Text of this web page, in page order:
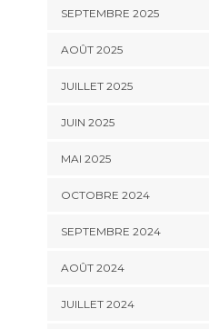
SEPTEMBRE 2025
AOÛT 2025
JUILLET 2025
JUIN 2025
MAI 2025
OCTOBRE 2024
SEPTEMBRE 2024
AOÛT 2024
JUILLET 2024